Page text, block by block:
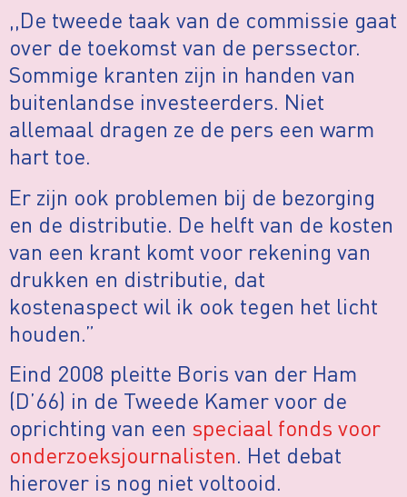
,,De tweede taak van de commissie gaat
over de toekomst van de perssector.
Sommige kranten zijn in handen van
buitenlandse investeerders. Niet
allemaal dragen ze de pers een warm
hart toe.
Er zijn ook problemen bij de bezorging
en de distributie. De helft van de kosten
van een krant komt voor rekening van
drukken en distributie, dat
kostenaspect wil ik ook tegen het licht
houden.”
Eind 2008 pleitte Boris van der Ham
(D’66) in de Tweede Kamer voor de
oprichting van een speciaal fonds voor
onderzoeksjournalisten. Het debat
hierover is nog niet voltooid.